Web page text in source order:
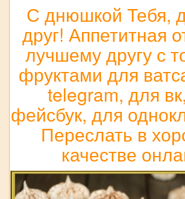
С днюшкой Тебя,
друг! Аппетитная
лучшему другу с
фруктами для
telegram, для
фейсбук, для
Переслать в
качестве